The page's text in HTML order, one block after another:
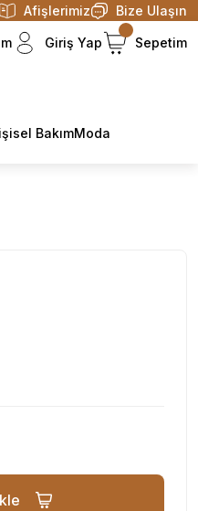
Afişlerimiz Bize Ulaşın
Giriş Yap Sepetim
BakımModa